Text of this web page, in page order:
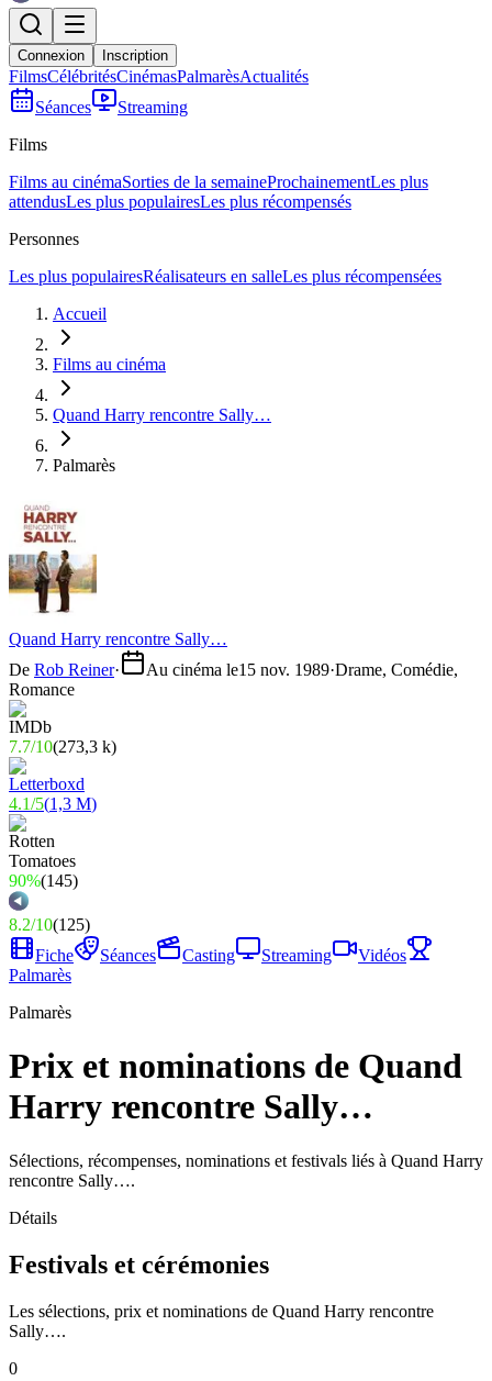
Connexion Inscription
FilmsCélébritésCinémasPalmarèsActualités
Séances
Streaming
Films
Films au cinémaSorties de la semaineProchainementLes plus
attendusLes plus populairesLes plus récompensés
Personnes
Les plus populairesRéalisateurs en salleLes plus récompensées
Accueil
Films au cinéma
Quand Harry rencontre Sally…
Palmarès
Quand Harry rencontre Sally…
De Rob Reiner· Au cinéma le15 nov. 1989·Drame, Comédie,
Romance
7.7/10(273,3 k)
4.1/5(1,3 M)
90%(145)
8.2/10(125)
Fiche
Séances Casting Streaming
Vidéos
Palmarès
Palmarès
Prix et nominations de Quand
Harry rencontre Sally…
Sélections, récompenses, nominations et festivals liés à Quand Harry
rencontre Sally….
Détails
Festivals et cérémonies
Les sélections, prix et nominations de Quand Harry rencontre
Sally….
0